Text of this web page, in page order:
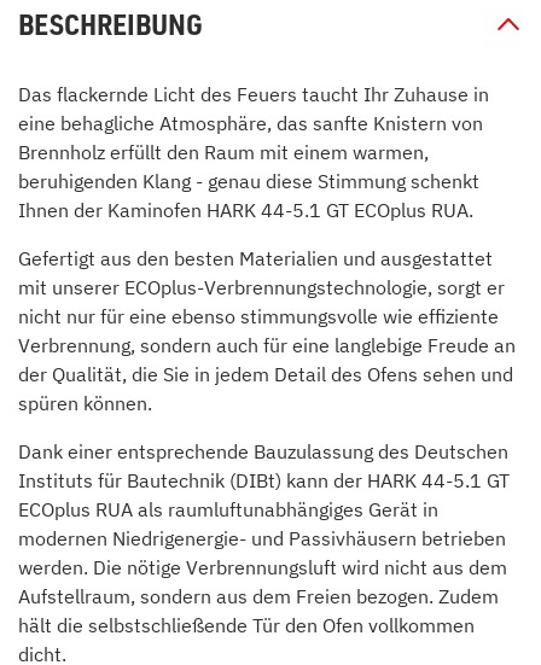
BESCHREIBUNG
Das flackernde Licht des Feuers taucht Ihr Zuhause in
eine behagliche Atmosphäre, das sanfte Knistern von
Brennholz erfüllt den Raum mit einem warmen,
beruhigenden Klang - genau diese Stimmung schenkt
Ihnen der Kaminofen HARK 44-5.1 GT ECOplus RUA.
Gefertigt aus den besten Materialien und ausgestattet
mit unserer ECOplus-Verbrennungstechnologie, sorgt er
nicht nur für eine ebenso stimmungsvolle wie effiziente
Verbrennung, sondern auch für eine langlebige Freude an
der Qualität, die Sie in jedem Detail des Ofens sehen und
spüren können.
Dank einer entsprechende Bauzulassung des Deutschen
Instituts für Bautechnik (DIBt) kann der HARK 44-5.1 GT
ECOplus RUA als raumluftunabhängiges Gerät in
modernen Niedrigenergie- und Passivhäusern betrieben
werden. Die nötige Verbrennungsluft wird nicht aus dem
Aufstellraum, sondern aus dem Freien bezogen. Zudem
hält die selbstschließende Tür den Ofen vollkommen
dicht.